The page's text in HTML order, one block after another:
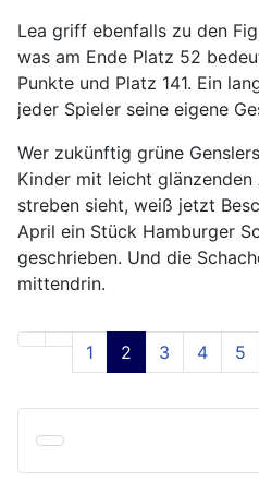
Lea griff ebenfalls zu den
was am Ende Platz 52
Punkte und Platz 141. Ein
jeder Spieler seine eigene
Wer zukünftig grüne
Kinder mit leicht glänzenden
streben sieht, weiß jetzt
April ein Stück Hamburger
geschrieben. Und die
mittendrin.
1 2 3 4 5